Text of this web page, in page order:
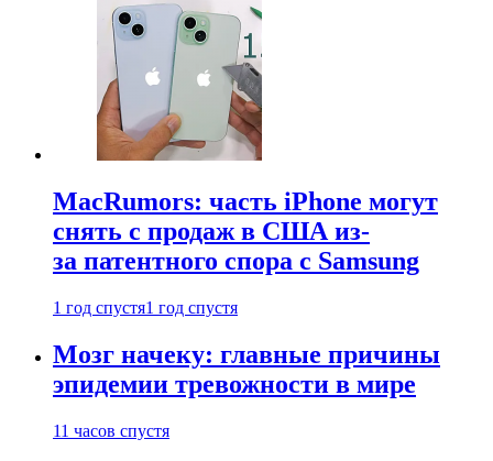
MacRumors: часть iPhone могут
снять с продаж в США из-
за патентного спора с Samsung
1 год спустя1 год спустя
Мозг начеку: главные причины
эпидемии тревожности в мире
11 часов спустя